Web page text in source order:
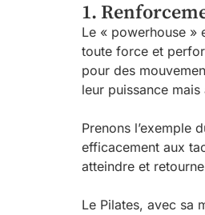
1.
Le « powerhouse »
toute force et
pour des
leur puissance
Prenons l’exemple
efficacement aux
atteindre et
Le Pilates, avec sa